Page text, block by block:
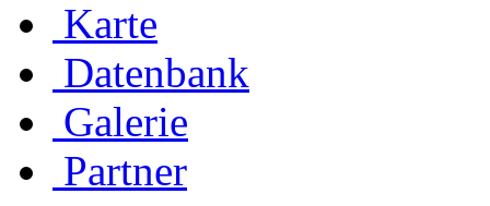
Karte
Datenbank
Galerie
Partner